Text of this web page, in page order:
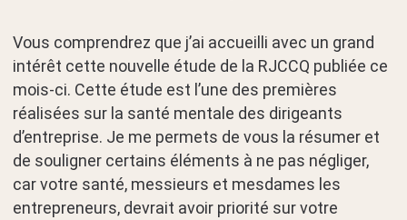
Vous comprendrez que j’ai accueilli avec un grand
intérêt cette nouvelle étude de la RJCCQ publiée ce
mois-ci. Cette étude est l’une des premières
réalisées sur la santé mentale des dirigeants
d’entreprise. Je me permets de vous la résumer et
de souligner certains éléments à ne pas négliger,
car votre santé, messieurs et mesdames les
entrepreneurs, devrait avoir priorité sur votre